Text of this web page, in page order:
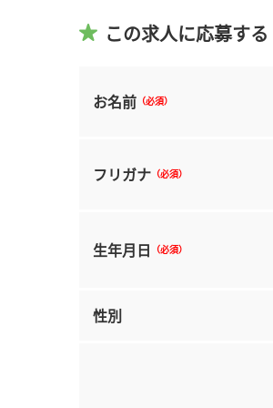
この求人に応募する
お名前 （必須）
フリガナ （必須）
生年月日 （必須）
性別